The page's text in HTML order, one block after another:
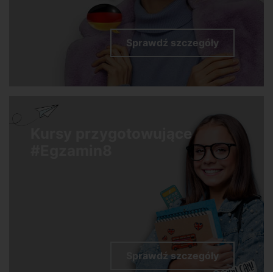
Sprawdź szczegóły
Kursy przygotowujące
Sprawdź szczegóły